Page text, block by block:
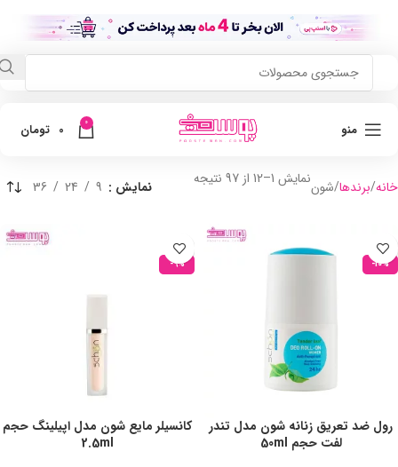
منو 0
0 تومان
خانه برندها شوننمایش 1–12 از 97 نتیجه نمایش 9
24
36
-10%
رول ضد تعریق زنانه شون مدل تندر
لفت حجم 50ml
-9%
کانسیلر مایع شون مدل اپیلینگ حجم
2.5ml